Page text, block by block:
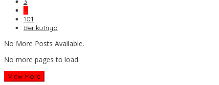
…
101
Berikutnya
No More Posts Available.
No more pages to load.
View More